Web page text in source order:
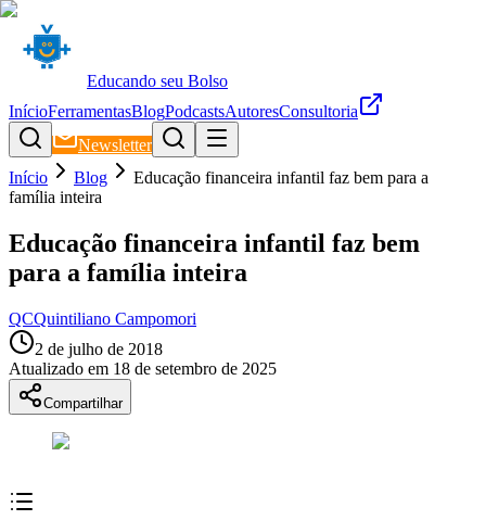
Educando seu Bolso
InícioFerramentasBlogPodcastsAutoresConsultoria
Newsletter
Início
Blog
Educação financeira infantil faz bem para a
família inteira
Educação financeira infantil faz bem
para a família inteira
QCQuintiliano Campomori
2 de julho de 2018
Atualizado em 18 de setembro de 2025
Compartilhar